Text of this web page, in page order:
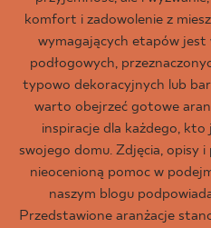
komfort i zadowolenie z
wymagających etapów jest
podłogowych,
typowo dekoracyjnych lub
warto obejrzeć gotowe
inspiracje dla każdego,
swojego domu. Zdjęcia, opisy
nieocenioną pomoc w
naszym blogu
Przedstawione aranżacje